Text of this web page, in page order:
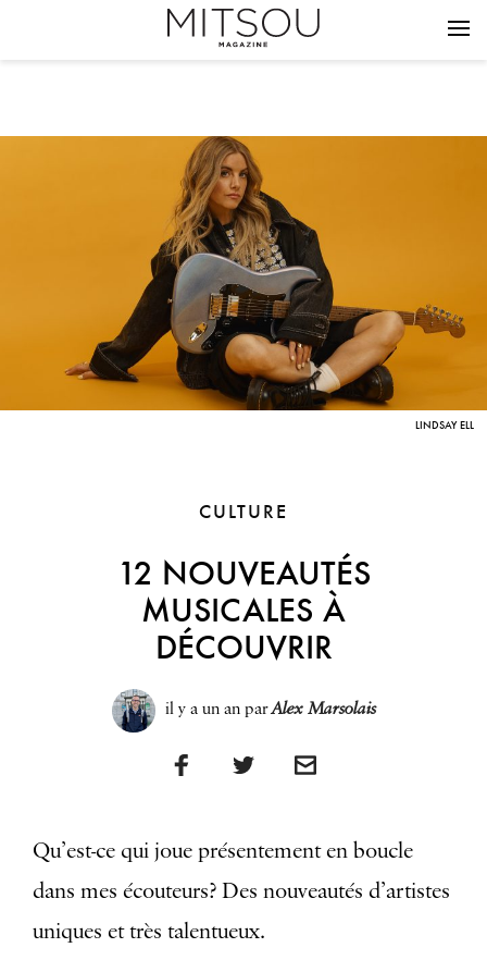
LINDSAY ELL
CULTURE
12 NOUVEAUTÉS
MUSICALES À
DÉCOUVRIR
il y a un anparAlex Marsolais
Qu’est-ce qui joue présentement en boucle
dans mes écouteurs? Des nouveautés d’artistes
uniques et très talentueux.